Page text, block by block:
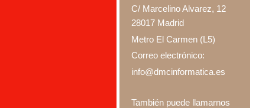
C/ Marcelino Alvarez, 12
28017 Madrid
Metro El Carmen (L5)
Correo electrónico:
info@dmcinformatica.es
También puede llamarnos